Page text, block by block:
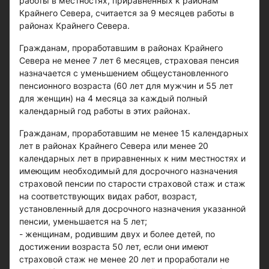
Крайнего Севера, считается за 9 месяцев работы в
районах Крайнего Севера.
Гражданам, проработавшим в районах Крайнего
Севера не менее 7 лет 6 месяцев, страховая пенсия
назначается с уменьшением общеустановленного
пенсионного возраста (60 лет для мужчин и 55 лет
для женщин) на 4 месяца за каждый полный
календарный год работы в этих районах.
Гражданам, проработавшим не менее 15 календарных
лет в районах Крайнего Севера или менее 20
календарных лет в приравненных к ним местностях и
имеющим необходимый для досрочного назначения
страховой пенсии по старости страховой стаж и стаж
на соответствующих видах работ, возраст,
установленный для досрочного назначения указанной
пенсии, уменьшается на 5 лет;
- женщинам, родившим двух и более детей, по
достижении возраста 50 лет, если они имеют
страховой стаж не менее 20 лет и проработали не